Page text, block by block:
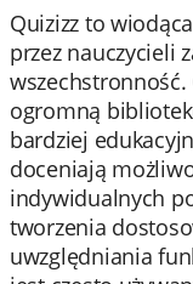
Quizizz to
przez nauczycieli
ogromną
bardziej
doceniają
indywidualnych
tworzenia
uwzględniania